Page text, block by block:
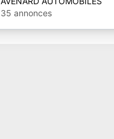
35 annonces